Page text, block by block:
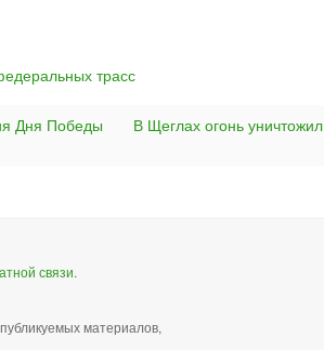
трасс
Дня Победы
В Щеглах огонь уничтожил
связи.
материалов,